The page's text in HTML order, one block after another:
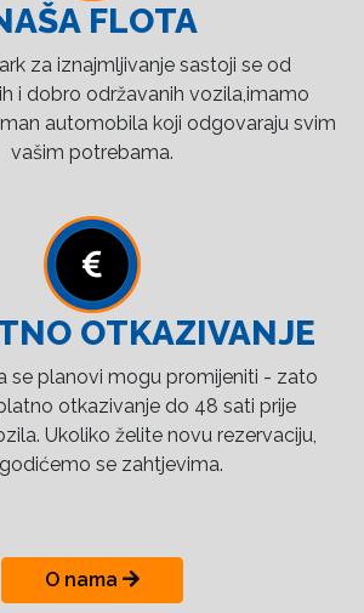
FLOTA
za iznajmljivanje sastoji se od
i dobro održavanih vozila,imamo
automobila koji odgovaraju svim
vašim potrebama.
OTKAZIVANJE
se planovi mogu promijeniti - zato
otkazivanje do 48 sati prije
Ukoliko želite novu rezervaciju,
se zahtjevima.
O nama